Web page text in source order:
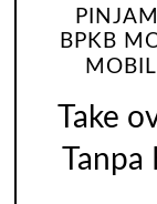
BPKB
MOBIL
Take